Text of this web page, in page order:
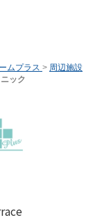
ムプラス > 周辺施設
ック